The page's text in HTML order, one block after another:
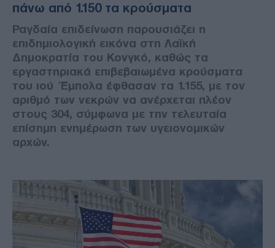
πάνω από 1.150 τα κρούσματα
Ραγδαία επιδείνωση παρουσιάζει η
επιδημιολογική εικόνα στη Λαϊκή
Δημοκρατία του Κονγκό, καθώς τα
εργαστηριακά επιβεβαιωμένα κρούσματα
του ιού Έμπολα έφθασαν τα 1.155, με τον
αριθμό των νεκρών να ανέρχεται πλέον
στους 304, σύμφωνα με την τελευταία
επίσημη ενημέρωση των υγειονομικών
αρχών.